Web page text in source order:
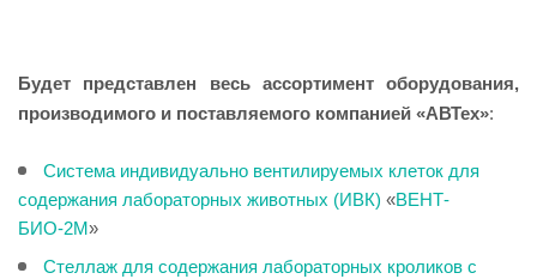
Будет представлен весь ассортимент оборудования,
производимого и поставляемого компанией «АВТех»:
Система индивидуально вентилируемых клеток для
содержания лабораторных животных (ИВК) «ВЕНТ-
БИО-2М»
Стеллаж для содержания лабораторных кроликов с